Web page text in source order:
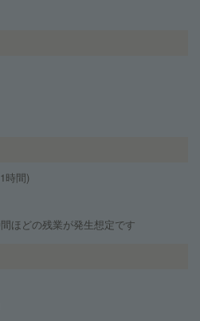
時間)
ほどの残業が発生想定です